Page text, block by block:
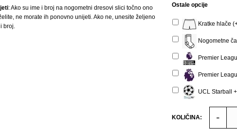
: Ako su ime i broj na nogometni dresovi slici točno ono
ne morate ih ponovno unijeti. Ako ne, unesite željeno
broj.
Ostale opcije
Kratke hlače
Nogometne
Premier
Premier
UCL Starball
KOLIČINA: